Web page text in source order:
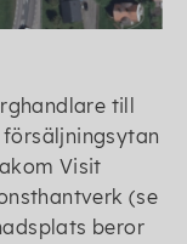
till
försäljningsytan
Visit
(se
beror